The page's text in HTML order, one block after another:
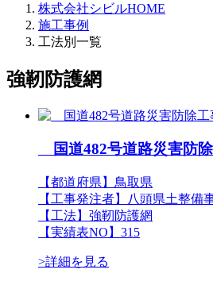
株式会社シビルHOME
施工事例
工法別一覧
強靭防護網
国道482号道路災害防除
【都道府県】鳥取県
【工事発注者】八頭県土整備
【工法】強靭防護網
【実績表NO】315
>詳細を見る